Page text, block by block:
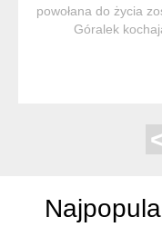
powołana do życia
Góralek
Bogato zdobione